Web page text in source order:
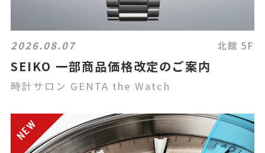
2026.08.07 北館 5F
SEIKO 一部商品価格改定のご案内
時計サロン GENTA the Watch